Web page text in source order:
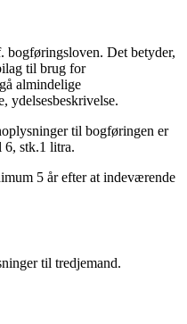
bogføringsloven. Det betyder,
til brug for
almindelige
ydelsesbeskrivelse.
til bogføringen er
6, stk.1 litra.
5 år efter at indeværende
til tredjemand.